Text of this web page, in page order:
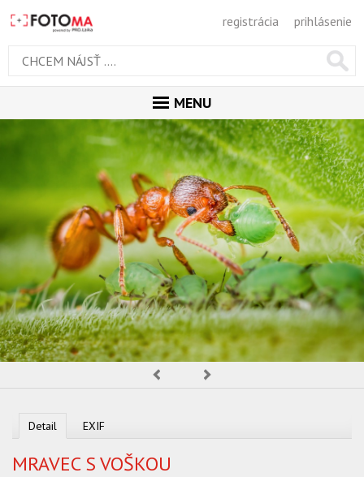
registrácia prihlásenie
MENU
ÚVOD
MAGAZÍN
GALÉRIA
ODPORÚČANÉ
NAJNOVŠIE
POPULÁRNE
POPULÁRNE DNES
OBĽUBENÉ
OBĽUBENÍ AUTORI
SÚŤAŽE
Detail EXIF
MRAVEC S VOŠKOU